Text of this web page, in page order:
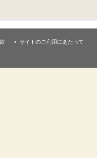
サイトのご利用にあたって